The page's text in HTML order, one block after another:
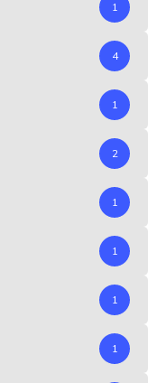
1
4
1
2
1
1
1
1